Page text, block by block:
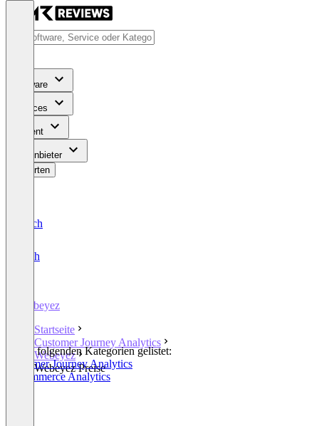
Software
Services
Content
Für Anbieter
Bewerten
Deutsch
English
Webeyez
Startseite
Customer Journey Analytics
Webeyez
Webeyez Preise
In den folgenden Kategorien gelistet:
Customer Journey Analytics
E-Commerce Analytics